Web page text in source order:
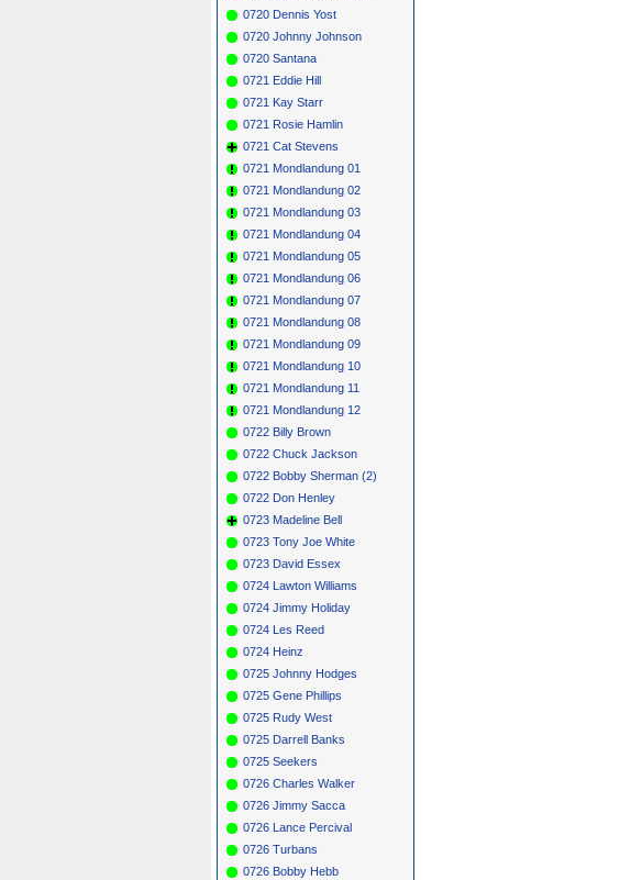
0720 Dennis Yost
0720 Johnny Johnson
0720 Santana
0721 Eddie Hill
0721 Kay Starr
0721 Rosie Hamlin
0721 Cat Stevens
0721 Mondlandung 01
0721 Mondlandung 02
0721 Mondlandung 03
0721 Mondlandung 04
0721 Mondlandung 05
0721 Mondlandung 06
0721 Mondlandung 07
0721 Mondlandung 08
0721 Mondlandung 09
0721 Mondlandung 10
0721 Mondlandung 11
0721 Mondlandung 12
0722 Billy Brown
0722 Chuck Jackson
0722 Bobby Sherman (2)
0722 Don Henley
0723 Madeline Bell
0723 Tony Joe White
0723 David Essex
0724 Lawton Williams
0724 Jimmy Holiday
0724 Les Reed
0724 Heinz
0725 Johnny Hodges
0725 Gene Phillips
0725 Rudy West
0725 Darrell Banks
0725 Seekers
0726 Charles Walker
0726 Jimmy Sacca
0726 Lance Percival
0726 Turbans
0726 Bobby Hebb